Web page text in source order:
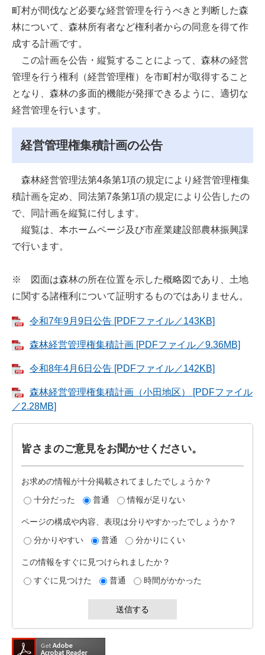
町村が間伐など必要な経営管理を行うべきと判断した森
林について、森林所有者など権利者からの同意を得て作
成する計画です。
この計画を公告・縦覧することによって、森林の経営
管理を行う権利（経営管理権）を市町村が取得すること
となり、森林の多面的機能が発揮できるように、適切な
経営管理を行います。
経営管理権集積計画の公告
森林経営管理法第4条第1項の規定により経営管理権集
積計画を定め、同法第7条第1項の規定により公告したの
で、同計画を縦覧に付します。
縦覧は、本ホームページ及び市産業建設部農林振興課
で行います。
※ 図面は森林の所在位置を示した概略図であり、土地
に関する諸権利について証明するものではありません。
令和7年9月9日公告 [PDFファイル／143KB]
森林経営管理権集積計画 [PDFファイル／9.36MB]
令和8年4月6日公告 [PDFファイル／142KB]
森林経営管理権集積計画（小田地区） [PDFファイル
／2.28MB]
皆さまのご意見をお聞かせください。
お求めの情報が十分掲載されてましたでしょうか？
十分だった
普通 情報が足りない
ページの構成や内容、表現は分りやすかったでしょうか？
分かりやすい
普通 分かりにくい
この情報をすぐに見つけられましたか？
すぐに見つけた
普通 時間がかかった